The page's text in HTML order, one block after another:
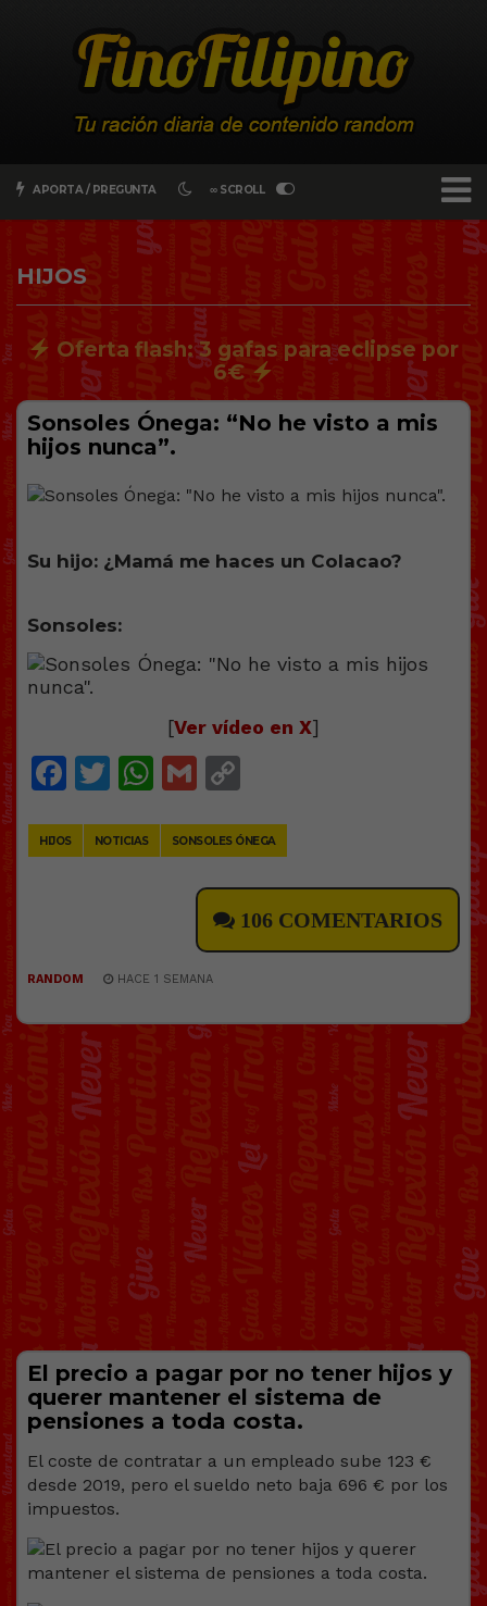
APORTA / PREGUNTA ∞ SCROLL
HIJOS
Oferta flash: 3 gafas para eclipse por
6€
Sonsoles Ónega: “No he visto a mis
hijos nunca”.
Su hijo: ¿Mamá me haces un Colacao?
Sonsoles:
[Ver vídeo en X]
Facebook
Twitter
WhatsApp
Gmail
HIJOS NOTICIAS SONSOLES ÓNEGA
106 COMENTARIOS
RANDOM HACE 1 SEMANA
El precio a pagar por no tener hijos y
querer mantener el sistema de
pensiones a toda costa.
El coste de contratar a un empleado sube 123 €
desde 2019, pero el sueldo neto baja 696 € por los
impuestos.